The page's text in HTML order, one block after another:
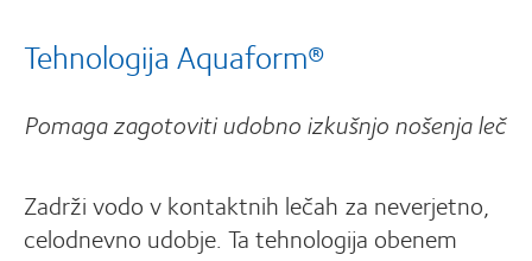
Tehnologija Aquaform®
Pomaga zagotoviti udobno izkušnjo nošenja leč
Zadrži vodo v kontaktnih lečah za neverjetno,
celodnevno udobje. Ta tehnologija obenem